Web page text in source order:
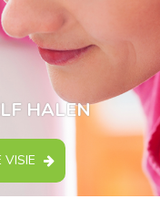
HALEN
VISIE